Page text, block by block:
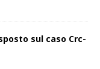
sul caso Crc-